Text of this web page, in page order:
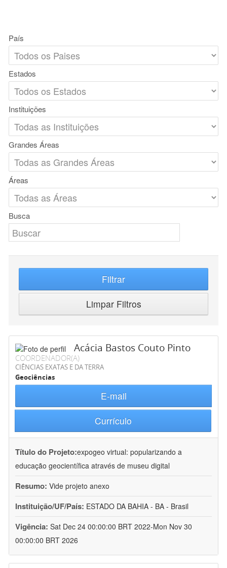
País
Estados
Instituições
Grandes Áreas
Áreas
Busca
Filtrar
Limpar Filtros
Acácia Bastos Couto Pinto
COORDENADOR(A)
CIÊNCIAS EXATAS E DA TERRA
Geociências
E-mail
Currículo
Título do Projeto:expogeo virtual: popularizando a
educação geocientífica através de museu digital
Resumo: Vide projeto anexo
Instituição/UF/País: ESTADO DA BAHIA - BA - Brasil
Vigência: Sat Dec 24 00:00:00 BRT 2022-Mon Nov 30
00:00:00 BRT 2026